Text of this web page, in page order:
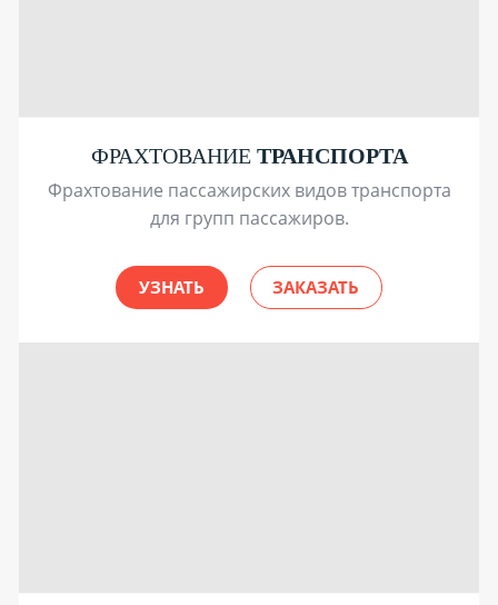
ФРАХТОВАНИЕ ТРАНСПОРТА
Фрахтование пассажирских видов транспорта
для групп пассажиров.
УЗНАТЬ ЗАКАЗАТЬ